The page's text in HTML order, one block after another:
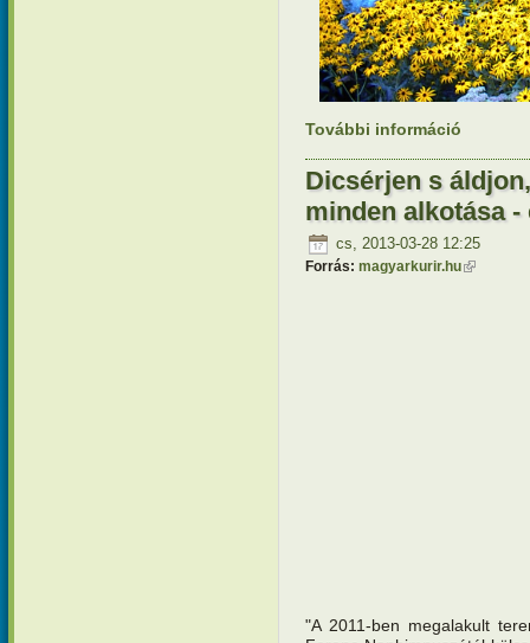
További információ
Dicsérjen s
minden alkotása -
cs, 2013-03-28 12:25
Forrás: magyarkurir.hu(külső
"A 2011-ben megalakult